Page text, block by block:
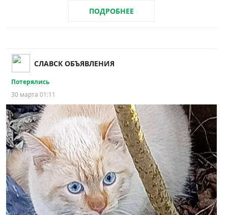
ПОДРОБНЕЕ
СЛАВСК ОБЪЯВЛЕНИЯ
Потерялись
30 марта 01:11